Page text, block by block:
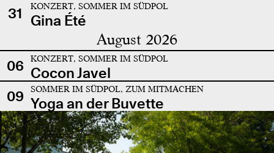
31
KONZERT, SOMMER IM SÜDPOL
Gina Été
August 2026
06 KONZERT, SOMMER IM SÜDPOL
Cocon Javel
09
SOMMER IM SÜDPOL, ZUM MITMACHEN
Yoga an der Buvette